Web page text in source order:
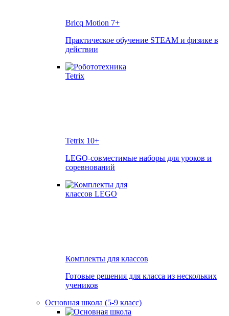
Bricq Motion 7+
Практическое обучение STEAM и физике в
действии
Tetrix 10+
LEGO-совместимые наборы для уроков и
соревнований
Комплекты для классов
Готовые решения для класса из нескольких
учеников
Основная школа (5-9 класс)